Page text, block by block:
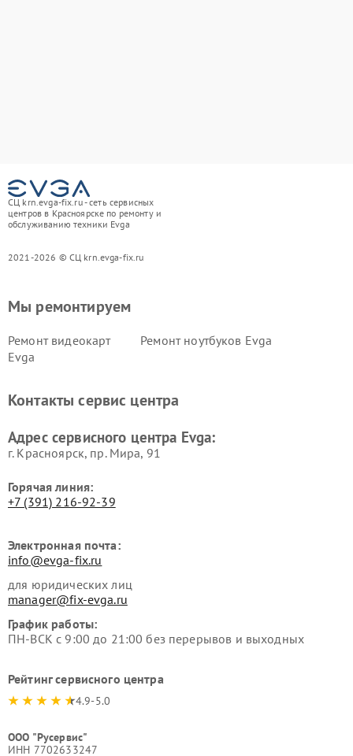
СЦ krn.evga-fix.ru - сеть сервисных
центров в Красноярске по ремонту и
обслуживанию техники Evga
2021-2026 © СЦ krn.evga-fix.ru
Мы ремонтируем
Ремонт видеокарт
Evga
Ремонт ноутбуков Evga
Контакты сервис центра
Адрес сервисного центра Evga:
г. Красноярск, ​пр. Мира, 91
Горячая линия:
+7 (391) 216-92-39
Электронная почта:
info@evga-fix.ru
для юридических лиц
manager@fix-evga.ru
График работы:
ПН-ВСК с 9:00 до 21:00 без перерывов и выходных
Рейтинг сервисного центра
4.9-5.0
ООО "Русервис"
ИНН 7702633247